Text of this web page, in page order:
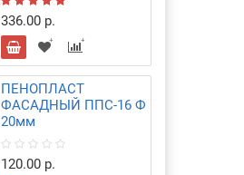
336.00 р.
ПЕНОПЛАСТ
ФАСАДНЫЙ ППС-16 Ф
20мм
120.00 р.